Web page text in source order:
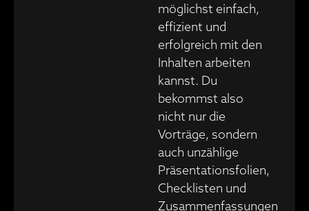
möglichst einfach,
effizient und
erfolgreich mit den
Inhalten arbeiten
kannst. Du
bekommst also
nicht nur die
Vorträge, sondern
auch unzählige
Präsentationsfolien,
Checklisten und
Zusammenfassungen